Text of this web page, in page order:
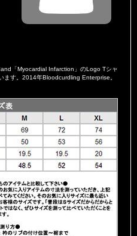
「Myocardial Infarction」のLogo Tシャ
ます。2014年Bloodcurdling Enterprise。